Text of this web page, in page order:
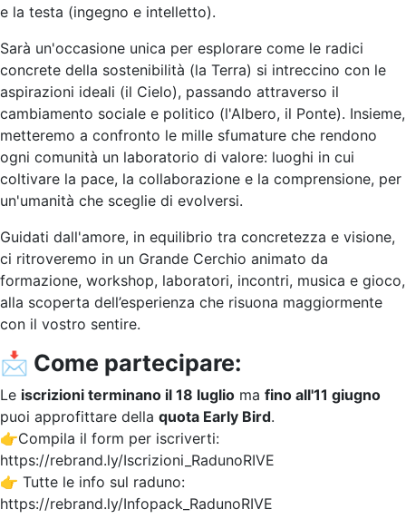
e la testa (ingegno e intelletto).
Sarà un'occasione unica per esplorare come le radici
concrete della sostenibilità (la Terra) si intreccino con le
aspirazioni ideali (il Cielo), passando attraverso il
cambiamento sociale e politico (l'Albero, il Ponte). Insieme,
metteremo a confronto le mille sfumature che rendono
ogni comunità un laboratorio di valore: luoghi in cui
coltivare la pace, la collaborazione e la comprensione, per
un'umanità che sceglie di evolversi.
Guidati dall'amore, in equilibrio tra concretezza e visione,
ci ritroveremo in un Grande Cerchio animato da
formazione, workshop, laboratori, incontri, musica e gioco,
alla scoperta dell’esperienza che risuona maggiormente
con il vostro sentire.
📩 Come partecipare:
Le iscrizioni terminano il 18 luglio ma fino all'11 giugno
puoi approfittare della quota Early Bird.
👉Compila il form per iscriverti:
https://rebrand.ly/Iscrizioni_RadunoRIVE
👉 Tutte le info sul raduno:
https://rebrand.ly/Infopack_RadunoRIVE